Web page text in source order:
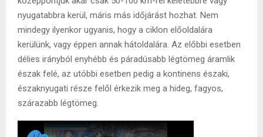
nyugatabbra kerül, máris más időjárást hozhat. Nem
mindegy ilyenkor ugyanis, hogy a ciklon előoldalára
kerülünk, vagy éppen annak hátoldalára. Az előbbi esetben
délies irányból enyhébb és páradúsabb légtömeg áramlik
észak felé, az utóbbi esetben pedig a kontinens északi,
északnyugati része felől érkezik meg a hideg, fagyos,
szárazabb légtömeg.